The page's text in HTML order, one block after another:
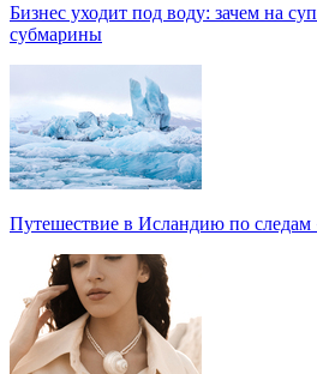
Бизнес уходит под воду: зачем на
субмарины
Путешествие в Исландию по следам